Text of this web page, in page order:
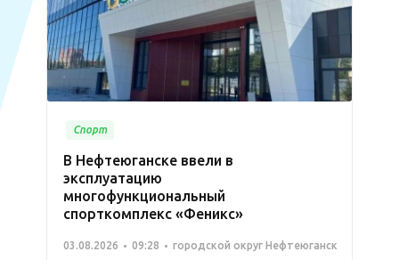
Спорт
В Нефтеюганске ввели в
эксплуатацию
многофункциональный
спорткомплекс «Феникс»
03.08.2026 09:28 городской округ Нефтеюганск